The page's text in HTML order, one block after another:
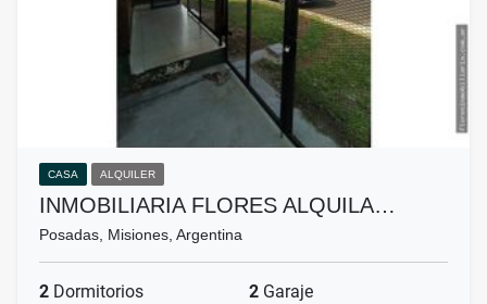
CASA ALQUILER
INMOBILIARIA FLORES ALQUILA…
Posadas, Misiones, Argentina
2 Dormitorios 2 Garaje